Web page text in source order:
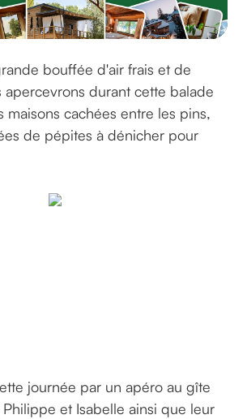
bouffée d'air frais et de
apercevrons durant cette balade
cachées entre les pins,
de pépites à dénicher pour
journée par un apéro au gîte
et Isabelle ainsi que leur